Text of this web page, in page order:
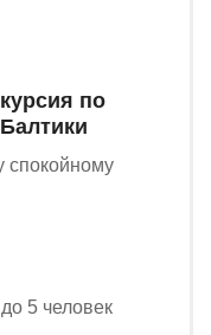
по
спокойному
5 человек